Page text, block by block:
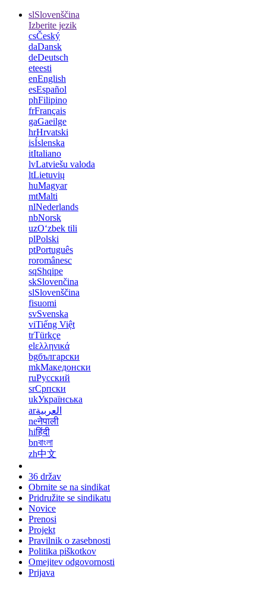
slSlovenščina
Izberite jezik
csČeský
daDansk
deDeutsch
eteesti
enEnglish
esEspañol
phFilipino
frFrançais
gaGaeilge
hrHrvatski
isÍslenska
itItaliano
lvLatviešu valoda
ltLietuvių
huMagyar
mtMalti
nlNederlands
nbNorsk
uzOʻzbek tili
plPolski
ptPortuguês
roromânesc
sqShqipe
skSlovenčina
slSlovenščina
fisuomi
svSvenska
viTiếng Việt
trTürkçe
elελληνικά
bgбългарски
mkМакедонски
ruРусский
srСрпски
ukУкраїнська
arالعربية
neनेपाली
hiहिंदी
bnবাংলা
zh中文
36 držav
Obrnite se na sindikat
Pridružite se sindikatu
Novice
Prenosi
Projekt
Pravilnik o zasebnosti
Politika piškotkov
Omejitev odgovornosti
Prijava